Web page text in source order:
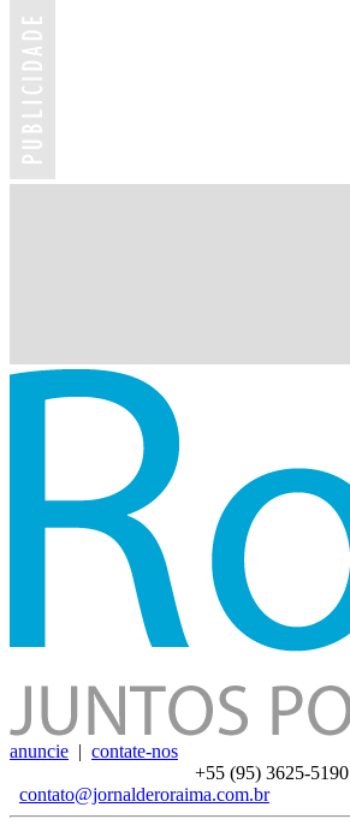
anuncie | contate-nos
+55 (95) 3625-5190
contato@jornalderoraima.com.br